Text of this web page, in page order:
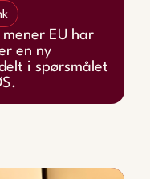
EU har
en ny
i spørsmålet